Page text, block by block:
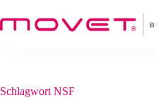
Inhalt
springen
Schlagwort NSF